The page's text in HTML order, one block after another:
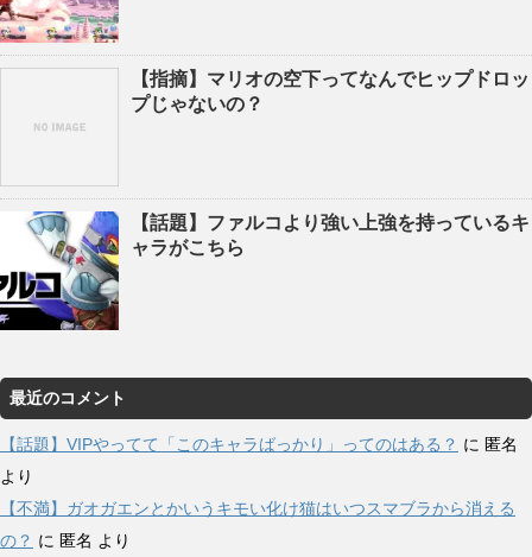
【指摘】マリオの空下ってなんでヒップドロッ
プじゃないの？
【話題】ファルコより強い上強を持っているキ
ャラがこちら
最近のコメント
【話題】VIPやってて「このキャラばっかり」ってのはある？ に 匿名
より
【不満】ガオガエンとかいうキモい化け猫はいつスマブラから消える
の？ に 匿名 より